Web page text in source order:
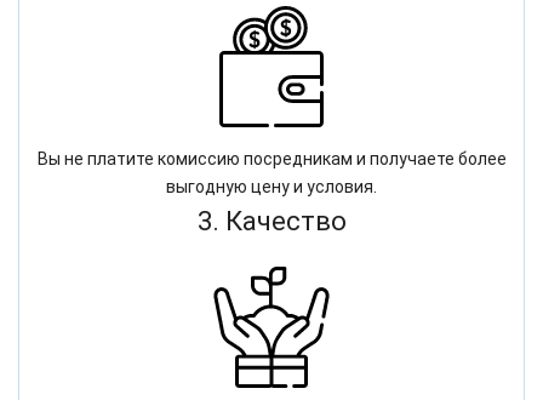
Вы не платите комиссию посредникам и получаете более
выгодную цену и условия.
3. Качество